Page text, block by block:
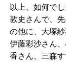
以上、如何で
敦史さんで、
の他に、大塚
伊藤彩沙さん
香さん、三森